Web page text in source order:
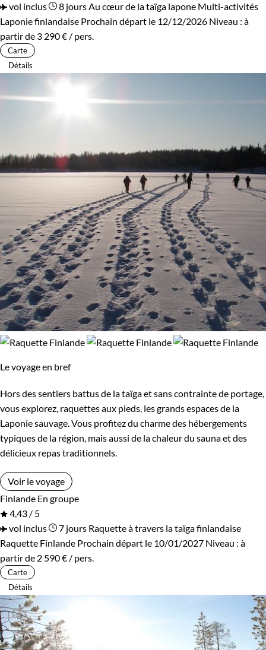
vol inclus
8 joursAu cœur de la taïga lapone Multi-activités
Laponie finlandaise Prochain départ le 12/12/2026 Niveau : à
partir de 3 290 € / pers.
Carte
Détails
Le voyage en bref
Hors des sentiers battus de la taïga et sans contrainte de portage,
vous explorez, raquettes aux pieds, les grands espaces de la
Laponie sauvage. Vous profitez du charme des hébergements
typiques de la région, mais aussi de la chaleur du sauna et des
délicieux repas traditionnels.
Voir le voyage
Finlande En groupe
4,43 / 5
vol inclus
7 jours Raquette à travers la taïga finlandaise
Raquette Finlande Prochain départ le 10/01/2027 Niveau : à
partir de 2 590 € / pers.
Carte
Détails